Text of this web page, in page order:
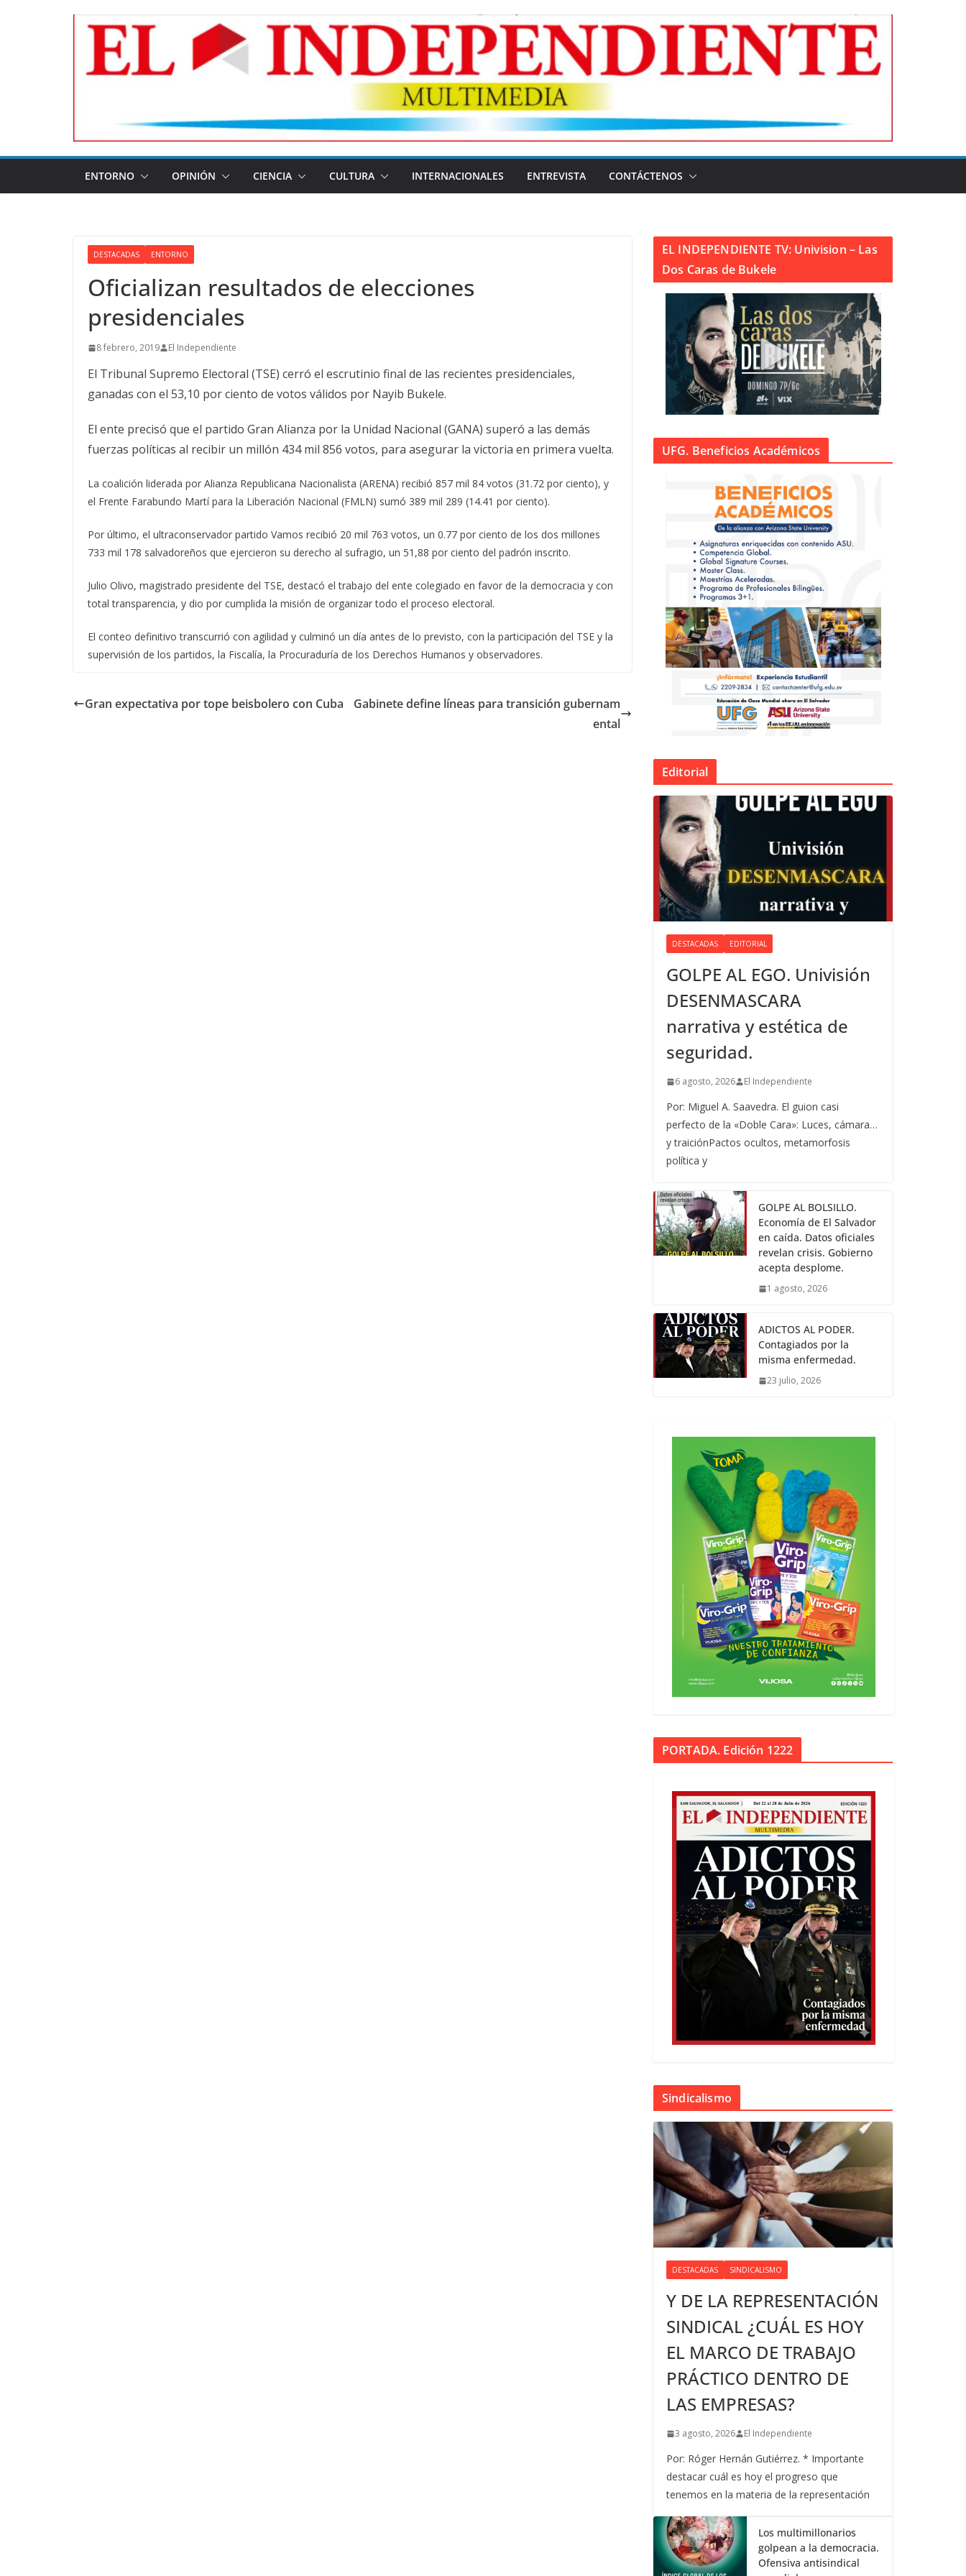
ENTORNO OPINIÓN CIENCIA CULTURA INTERNACIONALES ENTREVISTA CONTÁCTENOS
DESTACADAS ENTORNO
Oficializan resultados de elecciones
presidenciales
8 febrero, 2019 El Independiente
El Tribunal Supremo Electoral (TSE) cerró el escrutinio final de las recientes presidenciales,
ganadas con el 53,10 por ciento de votos válidos por Nayib Bukele.
El ente precisó que el partido Gran Alianza por la Unidad Nacional (GANA) superó a las demás
fuerzas políticas al recibir un millón 434 mil 856 votos, para asegurar la victoria en primera vuelta.
La coalición liderada por Alianza Republicana Nacionalista (ARENA) recibió 857 mil 84 votos (31.72 por ciento), y
el Frente Farabundo Martí para la Liberación Nacional (FMLN) sumó 389 mil 289 (14.41 por ciento).
Por último, el ultraconservador partido Vamos recibió 20 mil 763 votos, un 0.77 por ciento de los dos millones
733 mil 178 salvadoreños que ejercieron su derecho al sufragio, un 51,88 por ciento del padrón inscrito.
Julio Olivo, magistrado presidente del TSE, destacó el trabajo del ente colegiado en favor de la democracia y con
total transparencia, y dio por cumplida la misión de organizar todo el proceso electoral.
El conteo definitivo transcurrió con agilidad y culminó un día antes de lo previsto, con la participación del TSE y la
supervisión de los partidos, la Fiscalía, la Procuraduría de los Derechos Humanos y observadores.
Gran expectativa por tope beisbolero con Cuba
Gabinete define líneas para transición gubernam
ental
EL INDEPENDIENTE TV: Univision – Las
Dos Caras de Bukele
UFG. Beneficios Académicos
Editorial
DESTACADAS EDITORIAL
GOLPE AL EGO. Univisión
DESENMASCARA
narrativa y estética de
seguridad.
6 agosto, 2026 El Independiente
Por: Miguel A. Saavedra. El guion casi
perfecto de la «Doble Cara»: Luces, cámara…
y traiciónPactos ocultos, metamorfosis
política y
GOLPE AL BOLSILLO.
Economía de El Salvador
en caída. Datos oficiales
revelan crisis. Gobierno
acepta desplome.
1 agosto, 2026
ADICTOS AL PODER.
Contagiados por la
misma enfermedad.
23 julio, 2026
PORTADA. Edición 1222
Sindicalismo
DESTACADAS SINDICALISMO
Y DE LA REPRESENTACIÓN
SINDICAL ¿CUÁL ES HOY
EL MARCO DE TRABAJO
PRÁCTICO DENTRO DE
LAS EMPRESAS?
3 agosto, 2026 El Independiente
Por: Róger Hernán Gutiérrez. * Importante
destacar cuál es hoy el progreso que
tenemos en la materia de la representación
Los multimillonarios
golpean a la democracia.
Ofensiva antisindical